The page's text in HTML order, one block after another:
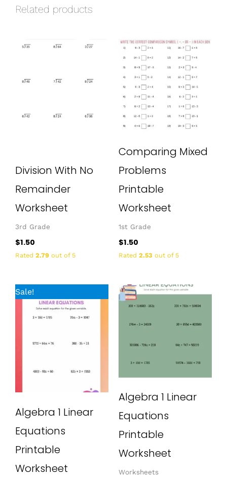
Related products
Division With No
Remainder
Worksheet
3rd Grade
$1.50
Rated 2.79 out of 5
Comparing Mixed
Problems
Printable
Worksheet
1st Grade
$1.50
Rated 2.53 out of 5
Sale!
Algebra 1 Linear
Equations
Printable
Worksheet
Original
price
was:
$1.50.
price
is:
$0.00.
Algebra 1 Linear
Equations
Printable
Worksheet
Worksheets